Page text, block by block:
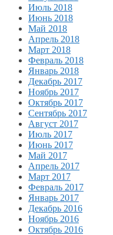
Июль 2018
Июнь 2018
Май 2018
Апрель 2018
Март 2018
Февраль 2018
Январь 2018
Декабрь 2017
Ноябрь 2017
Октябрь 2017
Сентябрь 2017
Август 2017
Июль 2017
Июнь 2017
Май 2017
Апрель 2017
Март 2017
Февраль 2017
Январь 2017
Декабрь 2016
Ноябрь 2016
Октябрь 2016